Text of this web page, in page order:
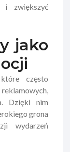
i zwiększyć
jako
często
Dzięki nim
grona
wydarzeń